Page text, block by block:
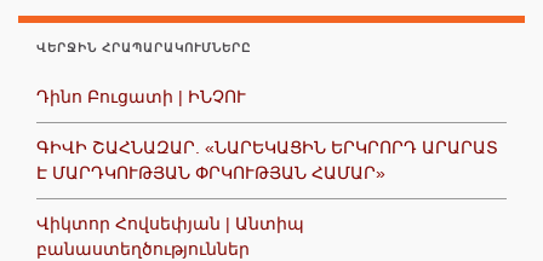
ՎԵՐՋԻՆ ՀՐԱՊԱՐԱԿՈՒՄՆԵՐԸ
Դինո Բուցատի | ԻՆՉՈՒ
ԳԻՎԻ ՇԱՀՆԱԶԱՐ. «ՆԱՐԵԿԱՑԻՆ ԵՐԿՐՈՐԴ ԱՐԱՐԱՏ
Է ՄԱՐԴԿՈՒԹՅԱՆ ՓՐԿՈՒԹՅԱՆ ՀԱՄԱՐ»
Վիկտոր Հովսեփյան | Անտիպ
բանաստեղծություններ